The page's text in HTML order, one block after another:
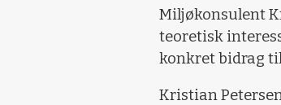
Miljøkonsulent
teoretisk
konkret bidrag
Kristian